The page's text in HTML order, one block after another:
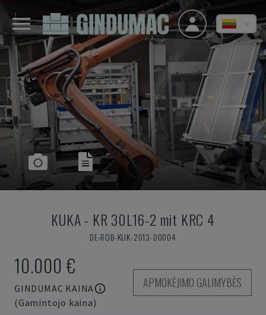
KUKA- KR 30L16-2 mit KRC 4
DE-ROB-KUK-2013-00004
10.000 €
GINDUMAC KAINA
(Gamintojo kaina)
APMOKĖJIMO GALIMYBĖS